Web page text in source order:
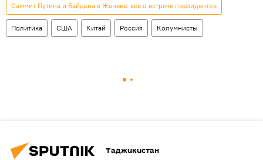
Саммит Путина и Байдена в Женеве: все о встрече президентов
Политика США Китай Россия Колумнисты
Таджикистан